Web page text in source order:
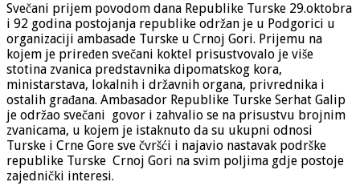
Svečani prijem povodom dana Republike Turske 29.oktobra
i 92 godina postojanja republike održan je u Podgorici u
organizaciji ambasade Turske u Crnoj Gori. Prijemu na
kojem je priređen svečani koktel prisustvovalo je više
stotina zvanica predstavnika dipomatskog kora,
ministarstava, lokalnih i državnih organa, privrednika i
ostalih građana. Ambasador Republike Turske Serhat Galip
je održao svečani govor i zahvalio se na prisustvu brojnim
zvanicama, u kojem je istaknuto da su ukupni odnosi
Turske i Crne Gore sve čvršći i najavio nastavak podrške
republike Turske Crnoj Gori na svim poljima gdje postoje
zajednički interesi.